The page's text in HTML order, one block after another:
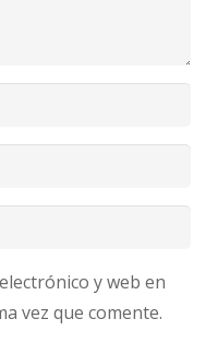
y web en
vez que comente.